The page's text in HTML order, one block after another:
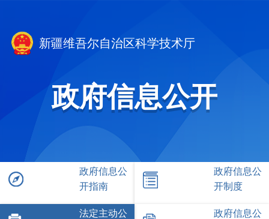
新疆维吾尔自治区科学技术厅
政府信息公开
政府信息公
开指南
政府信息公
开制度
法定主动公
政府信息公